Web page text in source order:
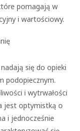
pomagają w
i wartościowy.
się do opieki
podopiecznym.
i wytrwałości
jest optymistką o
i jednocześnie